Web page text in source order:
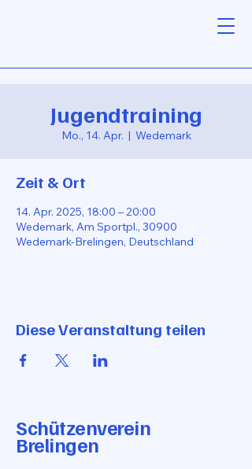
Jugendtraining
Mo., 14. Apr.
  |
Wedemark
Zeit & Ort
14. Apr. 2025, 18:00 – 20:00
Wedemark, Am Sportpl., 30900
Wedemark-Brelingen, Deutschland
Diese Veranstaltung teilen
Schützenverein
Brelingen